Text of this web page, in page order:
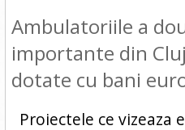
Ambulatoriile a
importante din
dotate cu bani
Proiectele ce vizeaza